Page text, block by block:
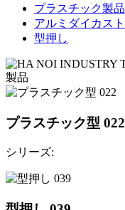
プラスチック製品
アルミダイカスト
型押し
製品
プラスチック型 022
シリーズ: